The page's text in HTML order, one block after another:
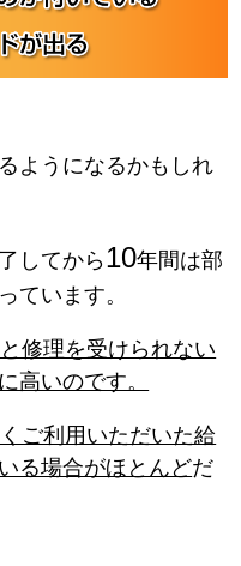
ようになるかもしれ
してから10年間は部
ています。
修理を受けられない
高いのです。
ご利用いただいた給
る場合がほとんどだ